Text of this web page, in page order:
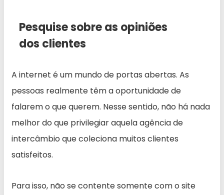
Pesquise sobre as opiniões
dos clientes
A internet é um mundo de portas abertas. As
pessoas realmente têm a oportunidade de
falarem o que querem. Nesse sentido, não há nada
melhor do que privilegiar aquela agência de
intercâmbio que coleciona muitos clientes
satisfeitos.
Para isso, não se contente somente com o site